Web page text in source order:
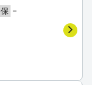
保 －